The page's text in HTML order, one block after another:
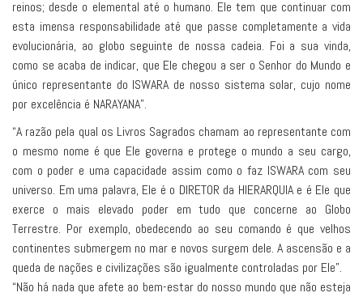
reinos; desde o elemental até o humano. Ele tem que continuar com
esta imensa responsabilidade até que passe completamente a vida
evolucionária, ao globo seguinte de nossa cadeia. Foi a sua vinda,
como se acaba de indicar, que Ele chegou a ser o Senhor do Mundo e
único representante do ISWARA de nosso sistema solar, cujo nome
por excelência é NARAYANA”.
“A razão pela qual os Livros Sagrados chamam ao representante com
o mesmo nome é que Ele governa e protege o mundo a seu cargo,
com o poder e uma capacidade assim como o faz ISWARA com seu
universo. Em uma palavra, Ele é o DIRETOR da HIERARQUIA e é Ele que
exerce o mais elevado poder em tudo que concerne ao Globo
Terrestre. Por exemplo, obedecendo ao seu comando é que velhos
continentes submergem no mar e novos surgem dele. A ascensão e a
queda de nações e civilizações são igualmente controladas por Ele”.
“Não há nada que afete ao bem-estar do nosso mundo que não esteja